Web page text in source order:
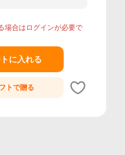
場合はログインが必要で
に入れる
トで贈る